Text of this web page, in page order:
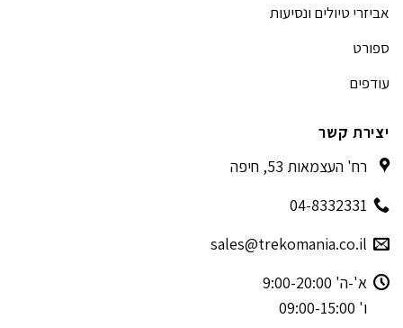
אביזרי טיולים ונסיעות
ספורט
עודפים
יצירת קשר
רח' העצמאות 53, חיפה
04-8332331
sales@trekomania.co.il
א'-ה' 9:00-20:00
ו' 09:00-15:00